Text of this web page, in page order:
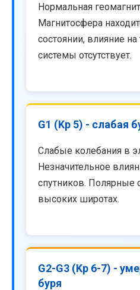
Нормальная
Магнитосфера
состоянии, влияние на
системы отсутствует.
G1 (Kp 5) - слабая
Слабые колебания в
Незначительное
спутников. Полярные
высоких широтах.
G2-G3 (Kp 6-7) -
буря